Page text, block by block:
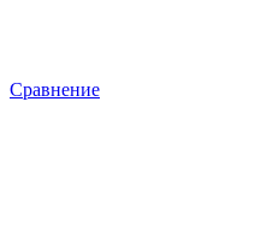
Сравнение